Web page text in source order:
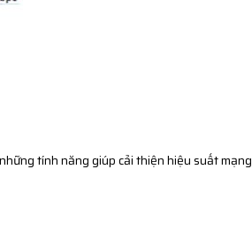
tính năng giúp cải thiện hiệu suất mạng